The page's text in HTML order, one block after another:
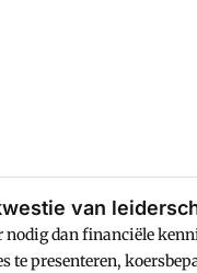
van
nodig dan financiële
te presenteren,